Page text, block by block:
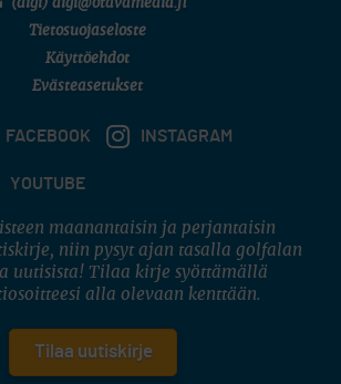
(digi) digi@otavamedia.fi
Tietosuojaseloste
Käyttöehdot
Evästeasetukset
FACEBOOK INSTAGRAM
YOUTUBE
maanantaisin ja perjantaisin
niin pysyt ajan tasalla golfalan
uutisista! Tilaa kirje syöttämällä
alla olevaan kenttään.
Tilaa uutiskirje